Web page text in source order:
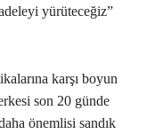
yürüteceğiz”
karşı boyun
son 20 günde
önemlisi sandık